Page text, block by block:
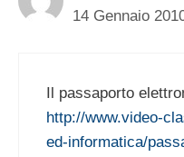
14 Gennaio
Il passaporto
http://www.video-
ed-informatica/